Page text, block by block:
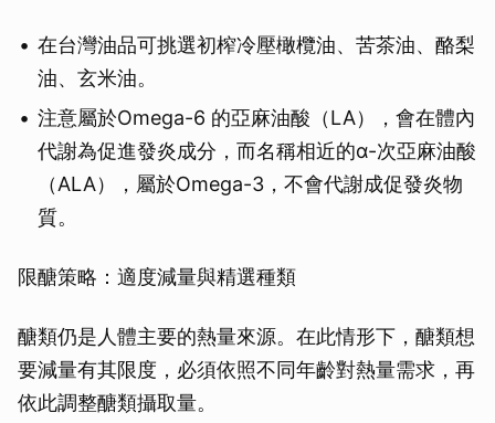
在台灣油品可挑選初榨冷壓橄欖油、苦茶油、酪梨
油、玄米油。
注意屬於Omega-6 的亞麻油酸（LA），會在體內
代謝為促進發炎成分，而名稱相近的α-次亞麻油酸
（ALA），屬於Omega-3，不會代謝成促發炎物
質。
限醣策略：適度減量與精選種類
醣類仍是人體主要的熱量來源。在此情形下，醣類想
要減量有其限度，必須依照不同年齡對熱量需求，再
依此調整醣類攝取量。